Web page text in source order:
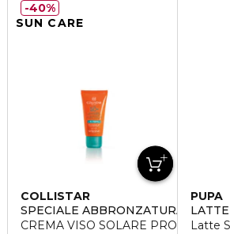
SUN CARE
COLLISTAR
SPECIALE ABBRONZATURA
CREMA VISO SOLARE PROTEZIONE
40%
PUPA
Latte